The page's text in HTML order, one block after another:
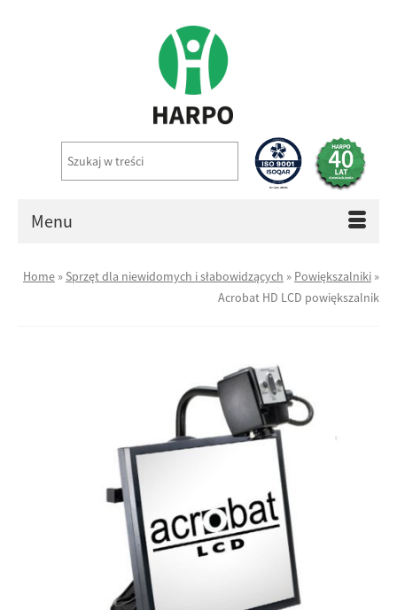
Menu
Home » Sprzęt dla niewidomych i słabowidzących » Powiększalniki »
Acrobat HD LCD powiększalnik